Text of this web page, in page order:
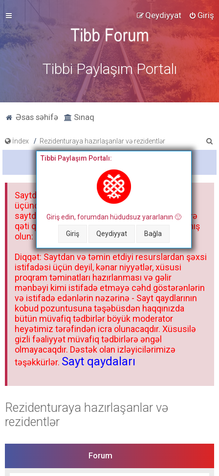
Giriş
Qeydiyyat
Tibbi Paylaşım Portalı
Əsas səhifə Sınaq
İndex Rezidenturaya hazırlaşanlar və rezidentlər
a
Bitdi
Tibbi Paylaşım Portalı:
Giriş edin, forumdan hüdudsuz yararlanın 🙂
Giriş Qeydiyyat Bağla
Saytdakı materiallar yalnız fərdi istifadəniz
üçündür. Materialları istisnasız heç bir qrupda,
saytda və sosial şəbəkədə paylaşmaq olmaz və
qəti qadağandır! Forum qaydaları ilə mütləq tanış
olun:
Diqqət: Saytdan və təmin etdiyi resurslardan şəxsi
istifadəsi üçün deyil, kənar niyyətlər, xüsusi
proqram təminatları hazırlanması və gəlir
mənbəyi kimi istifadə etməyə cəhd göstərənlərin
və istifadə edənlərin nəzərinə - Sayt qaydlarının
kobud pozuntusuna təşəbüsdən haqqınızda
bütün müvafiq tədbirlər böyük moderator
heyətimiz tərəfindən icra olunacaqdır. Xüsusilə
gizli fəaliyyət müvafiq tədbirlərə əngəl
olmayacaqdır. Dəstək olan izləyicilərimizə
təşəkkürlər. Sayt qaydaları
Rezidenturaya hazırlaşanlar və
rezidentlər
Forum